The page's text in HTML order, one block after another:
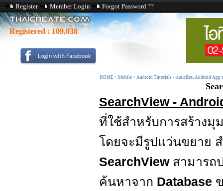
Register Member Login Forgot Password ??
Registered : 109,038
HOME > Mobile > Android Tutorials - สอนเขียน Android App
SearchView -
ที่ใช้สำหรับการสร้างมุ
โดยจะมีรูปแว่นขยาย
SearchView สามารถ
ค้นหาจาก Database